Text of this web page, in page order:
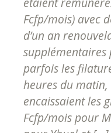
Fcfp/mois) avec
d’un an
supplémentaires
parfois les
heures du matin,
encaissaient les
Fcfp/mois pour